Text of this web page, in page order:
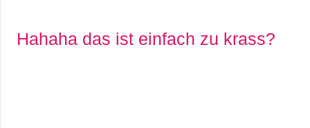
Hahaha das ist einfach zu krass?